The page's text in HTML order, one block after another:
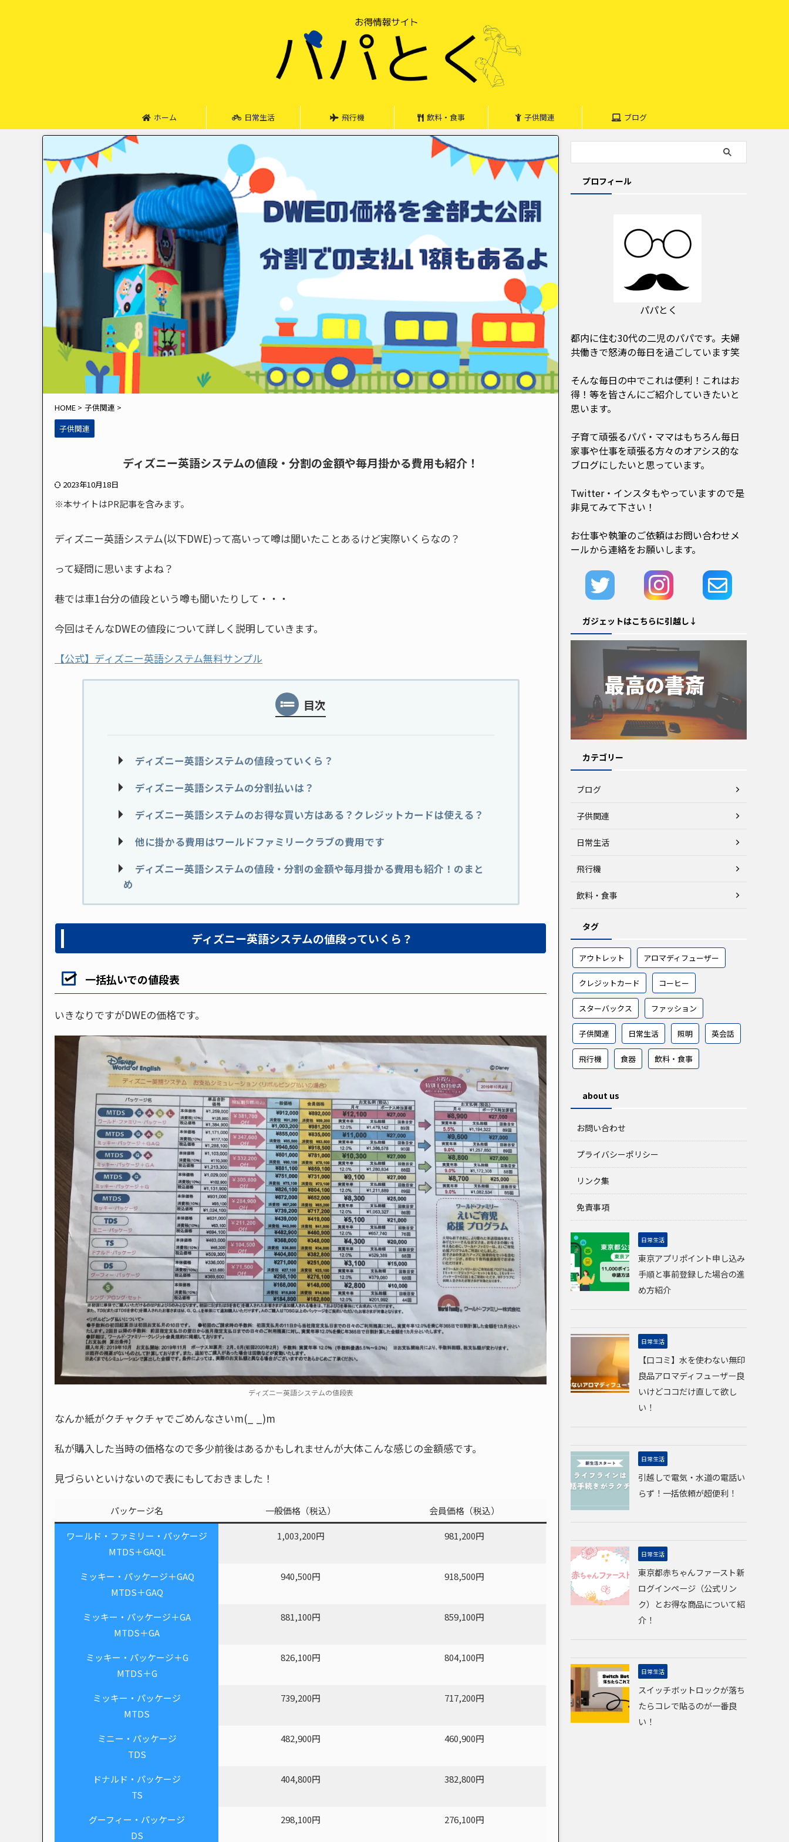
ホーム 日常生活 飛行機 飲料・食事 子供関連 ブログ
HOME > 子供関連 >
子供関連
ディズニー英語システムの値段・分割の金額や毎月掛かる費用も紹介！
2023年10月18日
※本サイトはPR記事を含みます。
ディズニー英語システム(以下DWE)って高いって噂は聞いたことあるけど実際いくらなの？
って疑問に思いますよね？
巷では車1台分の値段という噂も聞いたりして・・・
今回はそんなDWEの値段について詳しく説明していきます。
【公式】ディズニー英語システム無料サンプル
目次
ディズニー英語システムの値段っていくら？
ディズニー英語システムの分割払いは？
ディズニー英語システムのお得な買い方はある？クレジットカードは使える？
他に掛かる費用はワールドファミリークラブの費用です
ディズニー英語システムの値段・分割の金額や毎月掛かる費用も紹介！のまと
め
ディズニー英語システムの値段っていくら？
一括払いでの値段表
いきなりですがDWEの価格です。
ディズニー英語システムの値段表
なんか紙がクチャクチャでごめんなさいm(_ _)m
私が購入した当時の価格なので多少前後はあるかもしれませんが大体こんな感じの金額感です。
見づらいといけないので表にもしておきました！
パッケージ名 一般価格（税込） 会員価格（税込）
ワールド・ファミリー・パッケージ
MTDS＋GAQL
1,003,200円 981,200円
ミッキー・パッケージ＋GAQ
MTDS＋GAQ
940,500円 918,500円
ミッキー・パッケージ＋GA
MTDS＋GA
881,100円 859,100円
ミッキー・パッケージ＋G
MTDS＋G
826,100円 804,100円
ミッキー・パッケージ
MTDS
739,200円 717,200円
ミニー・パッケージ
TDS
482,900円 460,900円
ドナルド・パッケージ
TS
404,800円 382,800円
グーフィー・パッケージ
DS
298,100円 276,100円
プロフィール
パパとく
都内に住む30代の二児のパパです。夫婦
共働きで怒涛の毎日を過ごしています笑
そんな毎日の中でこれは便利！これはお
得！等を皆さんにご紹介していきたいと
思います。
子育て頑張るパパ・ママはもちろん毎日
家事や仕事を頑張る方々のオアシス的な
ブログにしたいと思っています。
Twitter・インスタもやっていますので是
非見てみて下さい！
お仕事や執筆のご依頼はお問い合わせメ
ールから連絡をお願いします。
ガジェットはこちらに引越し↓
カテゴリー
ブログ
子供関連
日常生活
飛行機
飲料・食事
タグ
アウトレット アロマディフューザー
クレジットカード コーヒー
スターバックス ファッション
子供関連 日常生活 照明 英会話
飛行機 食器 飲料・食事
about us
お問い合わせ
プライバシーポリシー
リンク集
免責事項
日常生活
東京アプリポイント申し込み
手順と事前登録した場合の進
め方紹介
日常生活
【口コミ】水を使わない無印
良品アロマディフューザー良
いけどココだけ直して欲し
い！
日常生活
引越しで電気・水道の電話い
らず！一括依頼が超便利！
日常生活
東京都赤ちゃんファースト新
ログインページ（公式リン
ク）とお得な商品について紹
介！
日常生活
スイッチボットロックが落ち
たらコレで貼るのが一番良
い！